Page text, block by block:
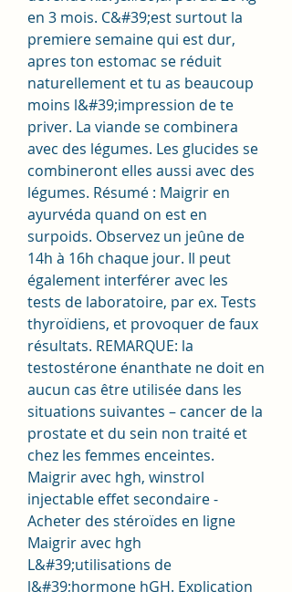
en 3 mois. C&#39;est surtout la
premiere semaine qui est dur,
apres ton estomac se réduit
naturellement et tu as beaucoup
moins l&#39;impression de te
priver. La viande se combinera
avec des légumes. Les glucides se
combineront elles aussi avec des
légumes. Résumé : Maigrir en
ayurvéda quand on est en
surpoids. Observez un jeûne de
14h à 16h chaque jour. Il peut
également interférer avec les
tests de laboratoire, par ex. Tests
thyroïdiens, et provoquer de faux
résultats. REMARQUE: la
testostérone énanthate ne doit en
aucun cas être utilisée dans les
situations suivantes – cancer de la
prostate et du sein non traité et
chez les femmes enceintes.
Maigrir avec hgh, winstrol
injectable effet secondaire -
Acheter des stéroïdes en ligne
Maigrir avec hgh
L&#39;utilisations de
l&#39;hormone hGH. Explication